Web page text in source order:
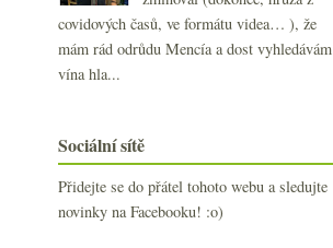
covidových časů, ve formátu videa… ), že
mám rád odrůdu Mencía a dost vyhledávám
vína hla...
Sociální sítě
Přidejte se do přátel tohoto webu a sledujte
novinky na Facebooku! :o)